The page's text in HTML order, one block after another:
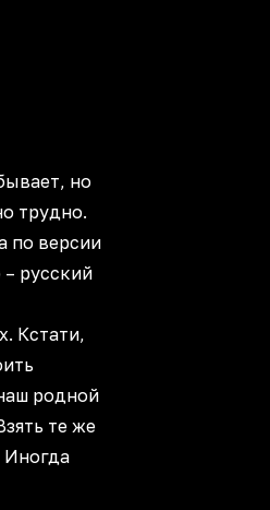
но
трудно.
по версии
русский
Кстати,
родной
те же
Иногда